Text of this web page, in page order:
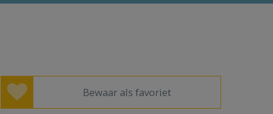
Bewaar als favoriet